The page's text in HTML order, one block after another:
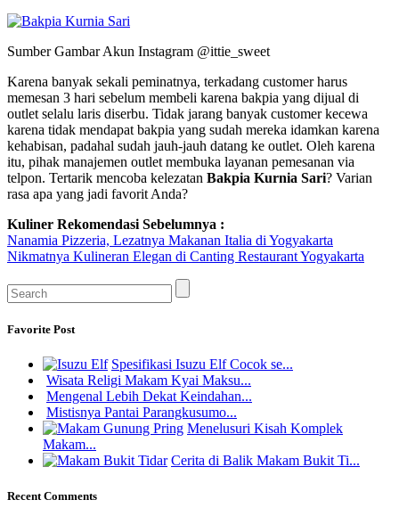
Sumber Gambar Akun Instagram @ittie_sweet
Karena banyak sekali peminatnya, terkadang customer harus
memesan 3 hari sebelum membeli karena bakpia yang dijual di
outlet selalu laris diserbu. Tidak jarang banyak customer kecewa
karena tidak mendapat bakpia yang sudah mereka idamkan karena
kehabisan, padahal sudah jauh-jauh datang ke outlet. Oleh karena
itu, pihak manajemen outlet membuka layanan pemesanan via
telpon. Tertarik mencoba kelezatan Bakpia Kurnia Sari? Varian
rasa apa yang jadi favorit Anda?
Kuliner Rekomendasi Sebelumnya :
Nanamia Pizzeria, Lezatnya Makanan Italia di Yogyakarta
Nikmatnya Kulineran Elegan di Canting Restaurant Yogyakarta
Favorite Post
Spesifikasi Isuzu Elf Cocok se...
Wisata Religi Makam Kyai Maksu...
Mengenal Lebih Dekat Keindahan...
Mistisnya Pantai Parangkusumo...
Menelusuri Kisah Komplek
Makam...
Cerita di Balik Makam Bukit Ti...
Recent Comments